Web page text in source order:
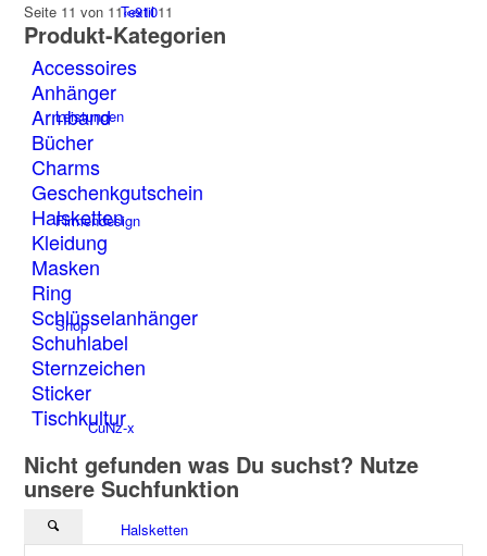
Textil
Leistungen
Firmendesign
Shop
CuNz-x
Halsketten
Seite 11 von 11«‹91011
Produkt-Kategorien
Accessoires
Anhänger
Armband
Bücher
Charms
Geschenkgutschein
Halsketten
Kleidung
Masken
Ring
Schlüsselanhänger
Schuhlabel
Sternzeichen
Sticker
Tischkultur
Nicht gefunden was Du suchst? Nutze
unsere Suchfunktion